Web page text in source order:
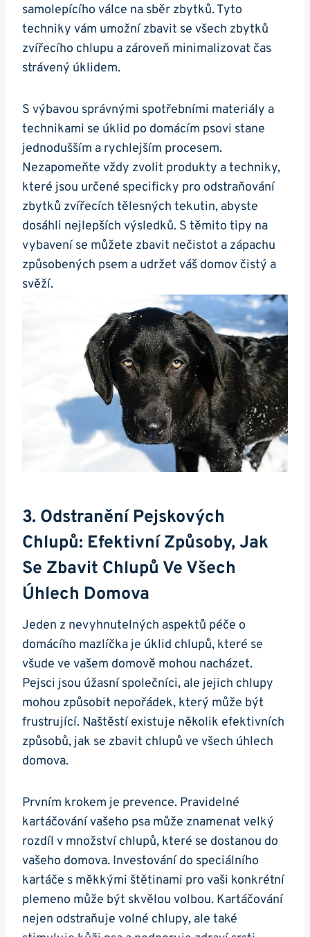
samolepícího válce na sběr zbytků. Tyto
techniky vám umožní zbavit se všech zbytků
zvířecího chlupu a zároveň minimalizovat čas
strávený úklidem.
S výbavou správnými spotřebními materiály a
technikami se úklid po domácím psovi stane
jednodušším a rychlejším procesem.
Nezapomeňte vždy zvolit produkty a techniky,
které jsou určené specificky pro odstraňování
zbytků zvířecích tělesných tekutin, abyste
dosáhli nejlepších výsledků. S těmito tipy na
vybavení se můžete zbavit nečistot a zápachu
způsobených psem a udržet váš domov čistý a
svěží.
3. Odstranění Pejskových
Chlupů: Efektivní Způsoby, Jak
Se Zbavit Chlupů Ve Všech
Úhlech Domova
Jeden z nevyhnutelných aspektů péče o
domácího mazlíčka je úklid chlupů, které se
všude ve vašem domově mohou nacházet.
Pejsci jsou úžasní společníci, ale jejich chlupy
mohou způsobit nepořádek, který může být
frustrující. Naštěstí existuje několik efektivních
způsobů, jak se zbavit chlupů ve všech úhlech
domova.
Prvním krokem je prevence. Pravidelné
kartáčování vašeho psa může znamenat velký
rozdíl v množství chlupů, které se dostanou do
vašeho domova. Investování do speciálního
kartáče s měkkými štětinami pro vaši konkrétní
plemeno může být skvělou volbou. Kartáčování
nejen odstraňuje volné chlupy, ale také